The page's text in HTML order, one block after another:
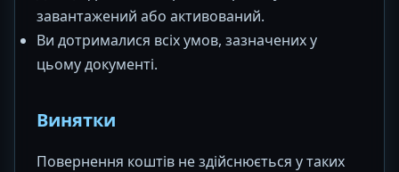
завантажений або активований.
Ви дотрималися всіх умов, зазначених у
цьому документі.
Винятки
Повернення коштів не здійснюється у таких